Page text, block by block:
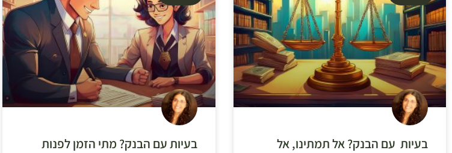
בעיות עם הבנק? אל תמתינו, אל
בעיות עם הבנק? מתי הזמן לפנות